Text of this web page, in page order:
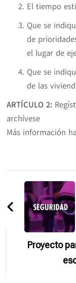
El tiempo
Que se
de
el lugar de
Que se
de las
ARTÍCULO 2:
archívese
Más información
de
entradas
Proyecto